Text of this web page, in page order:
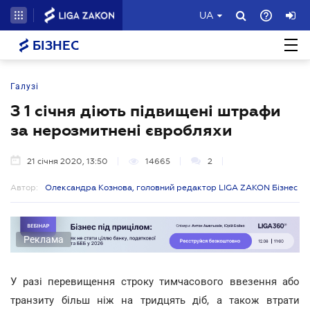
UA
БІЗНЕС
Галузі
З 1 січня діють підвищені штрафи
за нерозмитнені євробляхи
21 січня 2020, 13:50 14665 2
Автор: Олександра Кознова, головний редактор LIGA ZAKON Бізнес
Реклама
У разі перевищення строку тимчасового ввезення або
транзиту більш ніж на тридцять діб, а також втрати